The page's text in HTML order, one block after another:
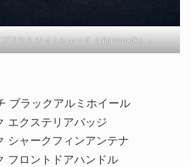
リウス ナイトシェード（Nightshade）」
ブラックアルミホイール
エクステリアバッジ
シャークフィンアンテナ
フロントドアハンドル